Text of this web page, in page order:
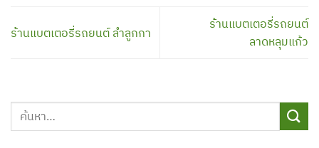
ร้านแบตเตอรี่รถยนต์ ลำลูกกา
ร้านแบตเตอรี่รถยนต์
ลาดหลุมแก้ว